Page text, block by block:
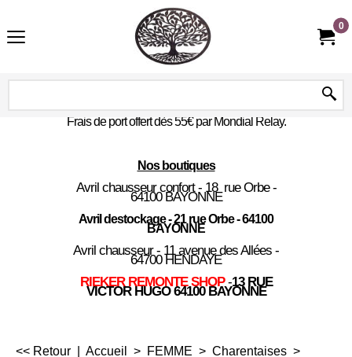
0
Frais de port offert dès 55€ par Mondial Relay.
Nos boutiques
Avril chausseur confort - 18 rue Orbe -
64100 BAYONNE
Avril destockage - 21 rue Orbe - 64100
BAYONNE
Avril chausseur - 11 avenue des Allées -
64700 HENDAYE
RIEKER REMONTE SHOP -13 RUE
VICTOR HUGO 64100 BAYONNE
<< Retour Accueil > FEMME > Charentaises >